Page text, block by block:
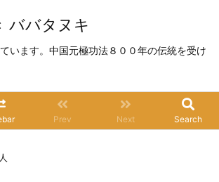
ババタヌキ
います。中国元極功法８００年の伝統を受け
Prev Next Search